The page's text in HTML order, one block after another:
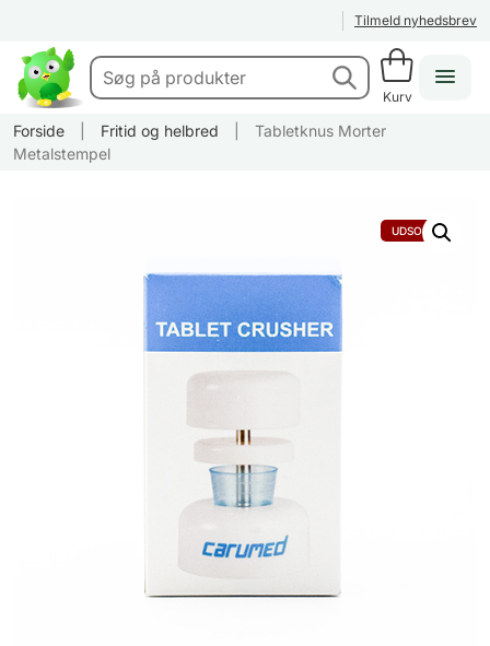
Tilmeld nyhedsbrev
Kurv
Forside Fritid og helbred
Tabletknus Morter
Metalstempel
UDSOLGT